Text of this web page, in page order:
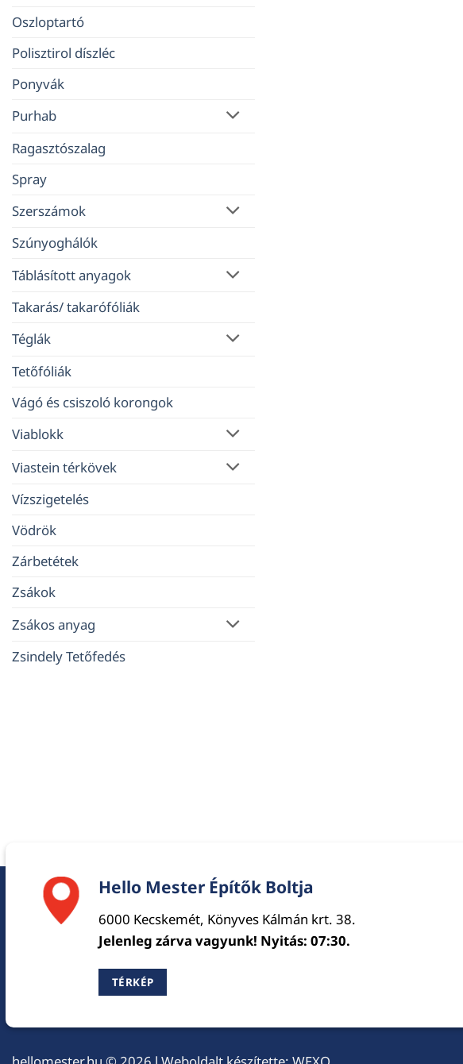
Oszloptartó
Polisztirol díszléc
Ponyvák
Purhab
Ragasztószalag
Spray
Szerszámok
Szúnyoghálók
Táblásított anyagok
Takarás/ takarófóliák
Téglák
Tetőfóliák
Vágó és csiszoló korongok
Viablokk
Viastein térkövek
Vízszigetelés
Vödrök
Zárbetétek
Zsákok
Zsákos anyag
Zsindely Tetőfedés
Hello Mester Építők Boltja
6000 Kecskemét, Könyves Kálmán krt. 38.
Jelenleg zárva vagyunk! Nyitás: 07:30.
TÉRKÉP